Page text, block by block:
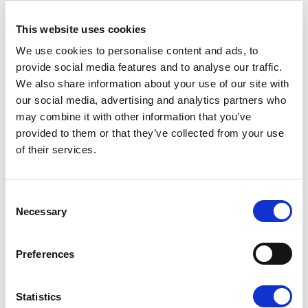
This website uses cookies
We use cookies to personalise content and ads, to
provide social media features and to analyse our traffic.
We also share information about your use of our site with
our social media, advertising and analytics partners who
may combine it with other information that you’ve
provided to them or that they’ve collected from your use
of their services.
Selection
Necessary
Preferences
Statistics
K - POLISHED GOLD
K1 - BRUSHED GOLD